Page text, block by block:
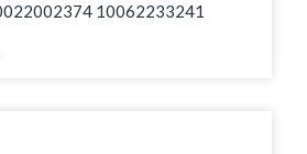
10062233241